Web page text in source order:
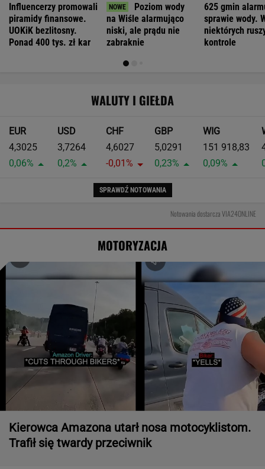
Influencerzy promowali
piramidy finansowe.
UOKiK bezlitosny.
Ponad 400 tys. zł kar
Poziom wody
na Wiśle alarmująco
niski, ale prądu nie
zabraknie
625 gmin
sprawie wody.
niektórych
kontrole
WALUTY I GIEŁDA
EUR
4,3025
0,06%
USD
3,7264
0,2%
CHF
4,6027
-0,01%
GBP
5,0291
0,23%
WIG
151 918,83
0,09%
SPRAWDŹ NOTOWANIA
Notowania dostarcza VIA24ONLINE
MOTORYZACJA
Kierowca Amazona utarł nosa motocyklistom.
Trafił się twardy przeciwnik